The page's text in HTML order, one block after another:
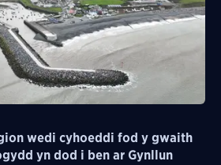
wedi cyhoeddi fod y gwaith
yn dod i ben ar Gynllun